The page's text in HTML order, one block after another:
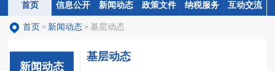
首页 信息公开 新闻动态 政策文件 纳税服务 互动交流
首页 信息公开 新闻动态 政策文件 纳税服务 互动交流
首页 > 新闻动态 > 基层动态
新闻动态
基层动态